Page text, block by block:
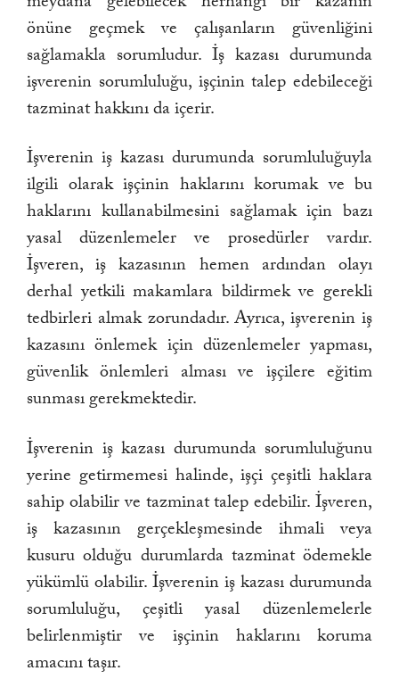
önüne geçmek ve çalışanların güvenliğini
sağlamakla sorumludur. İş kazası durumunda
işverenin sorumluluğu, işçinin talep edebileceği
tazminat hakkını da içerir.
İşverenin iş kazası durumunda sorumluluğuyla
ilgili olarak işçinin haklarını korumak ve bu
haklarını kullanabilmesini sağlamak için bazı
yasal düzenlemeler ve prosedürler vardır.
İşveren, iş kazasının hemen ardından olayı
derhal yetkili makamlara bildirmek ve gerekli
tedbirleri almak zorundadır. Ayrıca, işverenin iş
kazasını önlemek için düzenlemeler yapması,
güvenlik önlemleri alması ve işçilere eğitim
sunması gerekmektedir.
İşverenin iş kazası durumunda sorumluluğunu
yerine getirmemesi halinde, işçi çeşitli haklara
sahip olabilir ve tazminat talep edebilir. İşveren,
iş kazasının gerçekleşmesinde ihmali veya
kusuru olduğu durumlarda tazminat ödemekle
yükümlü olabilir. İşverenin iş kazası durumunda
sorumluluğu, çeşitli yasal düzenlemelerle
belirlenmiştir ve işçinin haklarını koruma
amacını taşır.